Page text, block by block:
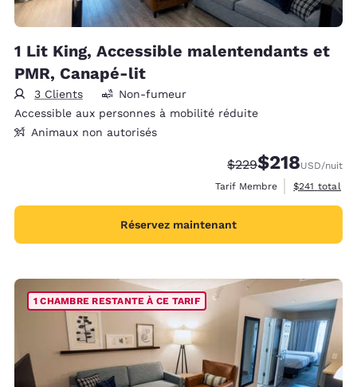
1 Lit King, Accessible malentendants et
PMR, Canapé-lit
3 Clients
Non-fumeur
Accessible aux personnes à mobilité réduite
Animaux non autorisés
Tarif barré :
$229Tarif réduit :
$218USD/nuit
Tarif Membre
Afficher les
$241 total
Réservez maintenant
1 CHAMBRE RESTANTE À CE TARIF